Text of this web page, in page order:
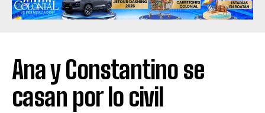
Ana y Constantino se
casan por lo civil